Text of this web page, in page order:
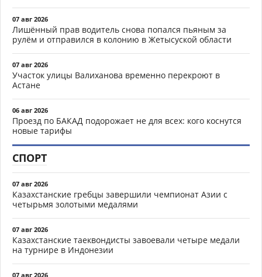
07 авг 2026
Лишённый прав водитель снова попался пьяным за
рулём и отправился в колонию в Жетысуской области
07 авг 2026
Участок улицы Валиханова временно перекроют в
Астане
06 авг 2026
Проезд по БАКАД подорожает не для всех: кого коснутся
новые тарифы
СПОРТ
07 авг 2026
Казахстанские гребцы завершили чемпионат Азии с
четырьмя золотыми медалями
07 авг 2026
Казахстанские таеквондисты завоевали четыре медали
на турнире в Индонезии
07 авг 2026